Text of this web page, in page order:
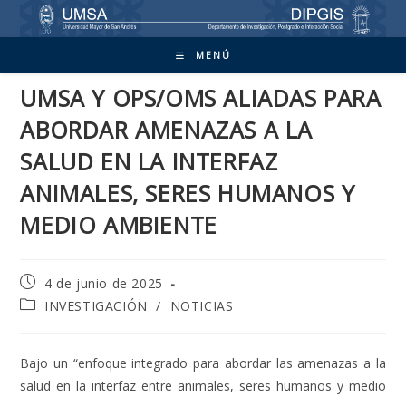
al
MENÚ
UMSA Y OPS/OMS ALIADAS PARA
ABORDAR AMENAZAS A LA
SALUD EN LA INTERFAZ
ANIMALES, SERES HUMANOS Y
MEDIO AMBIENTE
Publicación
de
la
4 de junio de 2025
Categoría
entrada:
INVESTIGACIÓN / NOTICIAS
Bajo un “enfoque integrado para abordar las amenazas a la
salud en la interfaz entre animales, seres humanos y medio